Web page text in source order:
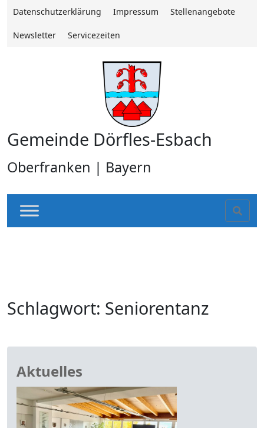
Datenschutzerklärung Impressum Stellenangebote
Newsletter Servicezeiten
Gemeinde Dörfles-Esbach
Oberfranken | Bayern
Schlagwort: Seniorentanz
Aktuelles